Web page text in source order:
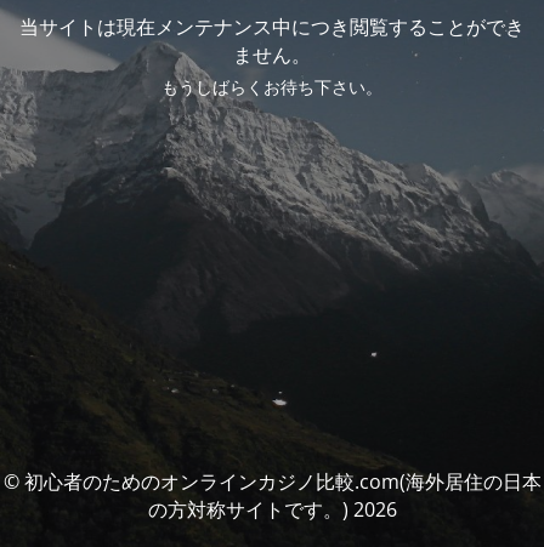
当サイトは現在メンテナンス中につき閲覧することができ
ません。
もうしばらくお待ち下さい。
© 初心者のためのオンラインカジノ比較.com(海外居住の日本
の方対称サイトです。) 2026